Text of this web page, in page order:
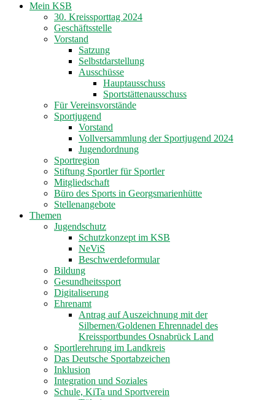
Mein KSB
30. Kreissporttag 2024
Geschäftsstelle
Vorstand
Satzung
Selbstdarstellung
Ausschüsse
Hauptausschuss
Sportstättenausschuss
Für Vereinsvorstände
Sportjugend
Vorstand
Vollversammlung der Sportjugend 2024
Jugendordnung
Sportregion
Stiftung Sportler für Sportler
Mitgliedschaft
Büro des Sports in Georgsmarienhütte
Stellenangebote
Themen
Jugendschutz
Schutzkonzept im KSB
NeViS
Beschwerdeformular
Bildung
Gesundheitssport
Digitaliserung
Ehrenamt
Antrag auf Auszeichnung mit der
Silbernen/Goldenen Ehrennadel des
Kreissportbundes Osnabrück Land
Sportlerehrung im Landkreis
Das Deutsche Sportabzeichen
Inklusion
Integration und Soziales
Schule, KiTa und Sportverein